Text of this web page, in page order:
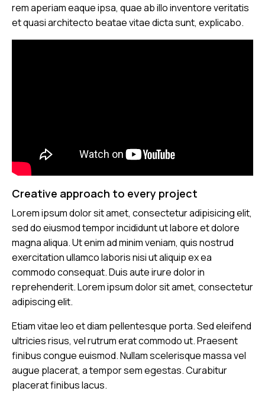
rem aperiam eaque ipsa, quae ab illo inventore veritatis
et quasi architecto beatae vitae dicta sunt, explicabo.
Creative approach to every project
Lorem ipsum dolor sit amet, consectetur adipisicing elit,
sed do eiusmod tempor incididunt ut labore et dolore
magna aliqua. Ut enim ad minim veniam, quis nostrud
exercitation ullamco laboris nisi ut aliquip ex ea
commodo consequat. Duis aute irure dolor in
reprehenderit. Lorem ipsum dolor sit amet, consectetur
adipiscing elit.
Etiam vitae leo et diam pellentesque porta. Sed eleifend
ultricies risus, vel rutrum erat commodo ut. Praesent
finibus congue euismod. Nullam scelerisque massa vel
augue placerat, a tempor sem egestas. Curabitur
placerat finibus lacus.